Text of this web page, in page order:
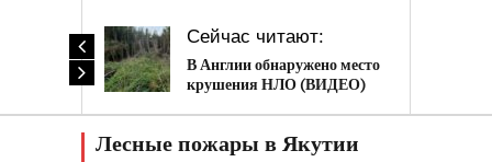
Сейчас читают:
В Англии обнаружено место
крушения НЛО (ВИДЕО)
Лесные пожары в Якутии